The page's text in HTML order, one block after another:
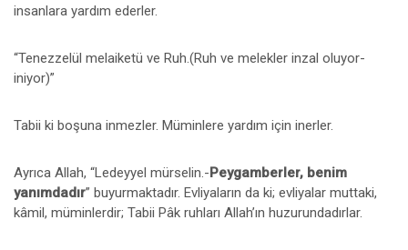
insanlara yardım ederler.
“Tenezzelül melaiketü ve Ruh.(Ruh ve melekler inzal oluyor-
iniyor)”
Tabii ki boşuna inmezler. Müminlere yardım için inerler.
Ayrıca Allah, “Ledeyyel mürselin.-Peygamberler, benim
yanımdadır” buyurmaktadır. Evliyaların da ki; evliyalar muttaki,
kâmil, müminlerdir; Tabii Pâk ruhları Allah’ın huzurundadırlar.